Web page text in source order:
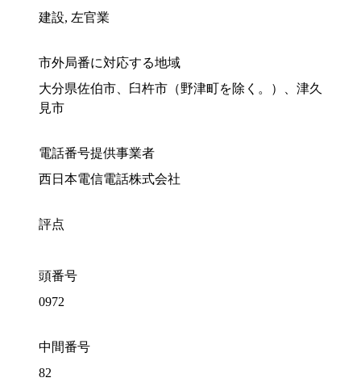
建設, 左官業
市外局番に対応する地域
大分県佐伯市、臼杵市（野津町を除く。）、津久
見市
電話番号提供事業者
西日本電信電話株式会社
評点
頭番号
0972
中間番号
82